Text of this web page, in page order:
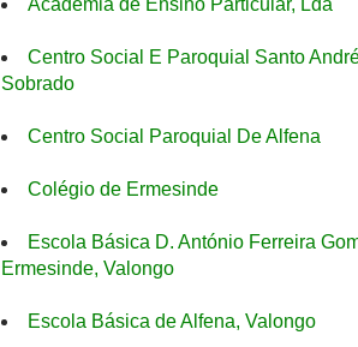
Academia de Ensino Particular, Lda
Centro Social E Paroquial Santo
Sobrado
Centro Social Paroquial De Alfena
Colégio de Ermesinde
Escola Básica D. António Ferreira
Ermesinde, Valongo
Escola Básica de Alfena, Valongo